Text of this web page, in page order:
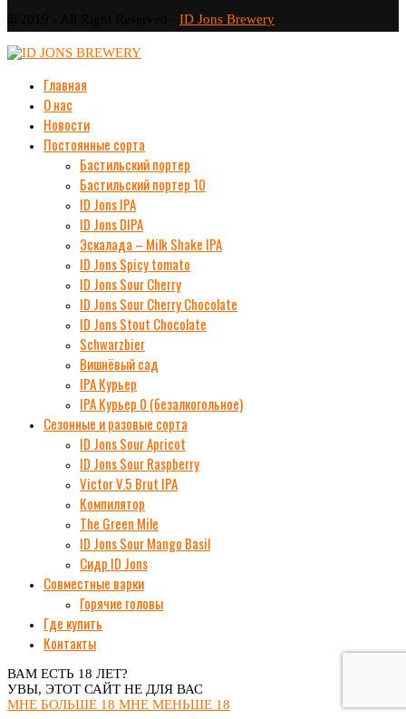
ID Jons Brewery
Главная
О нас
Новости
Постоянные сорта
Бастильский портер
Бастильский портер 10
ID Jons IPA
ID Jons DIPA
Эскалада – Milk Shake IPA
ID Jons Spicy tomato
ID Jons Sour Cherry
ID Jons Sour Cherry Chocolate
ID Jons Stout Chocolate
Schwarzbier
Вишнёвый сад
IPA Курьер
IPA Курьер 0 (безалкогольное)
Сезонные и разовые сорта
ID Jons Sour Аpricot
ID Jons Sour Raspberry
Victor V.5 Brut IPA
Компилятор
The Green Mile
ID Jons Sour Мango Basil
Сидр ID Jons
Совместные варки
Горячие головы
Где купить
Контакты
ВАМ ЕСТЬ 18 ЛЕТ?
УВЫ, ЭТОТ САЙТ НЕ ДЛЯ ВАС
МНЕ БОЛЬШЕ 18 МНЕ МЕНЬШЕ 18